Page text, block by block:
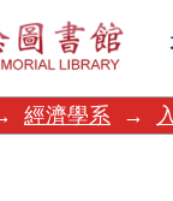
經濟學系 →